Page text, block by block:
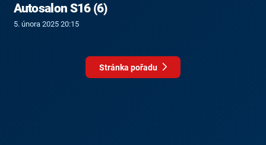
Autosalon S16 (6)
5. února 2025 20:15
Stránka pořadu